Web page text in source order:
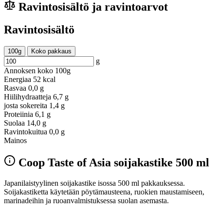
Ravintosisältö ja ravintoarvot
Ravintosisältö
100g Koko pakkaus
g
Annoksen koko 100g
Energiaa 52 kcal
Rasvaa 0,0 g
Hiilihydraatteja 6,7 g
josta sokereita 1,4 g
Proteiinia 6,1 g
Suolaa 14,0 g
Ravintokuitua 0,0 g
Mainos
Coop Taste of Asia soijakastike 500 ml
Japanilaistyylinen soijakastike isossa 500 ml pakkauksessa.
Soijakastiketta käytetään pöytämausteena, ruokien maustamiseen,
marinadeihin ja ruoanvalmistuksessa suolan asemasta.